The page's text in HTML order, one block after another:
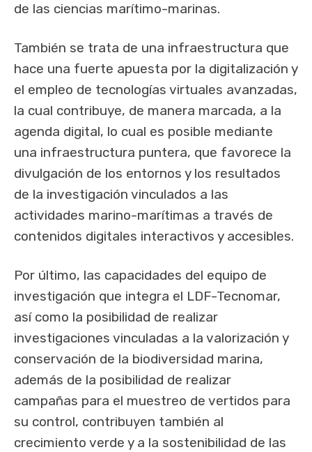
de las ciencias marítimo-marinas.
También se trata de una infraestructura que
hace una fuerte apuesta por la digitalización y
el empleo de tecnologías virtuales avanzadas,
la cual contribuye, de manera marcada, a la
agenda digital, lo cual es posible mediante
una infraestructura puntera, que favorece la
divulgación de los entornos y los resultados
de la investigación vinculados a las
actividades marino-marítimas a través de
contenidos digitales interactivos y accesibles.
Por último, las capacidades del equipo de
investigación que integra el LDF-Tecnomar,
así como la posibilidad de realizar
investigaciones vinculadas a la valorización y
conservación de la biodiversidad marina,
además de la posibilidad de realizar
campañas para el muestreo de vertidos para
su control, contribuyen también al
crecimiento verde y a la sostenibilidad de las